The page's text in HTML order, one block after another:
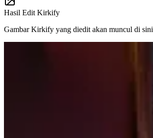
Hasil Edit Kirkify
Gambar Kirkify yang diedit akan muncul di sini